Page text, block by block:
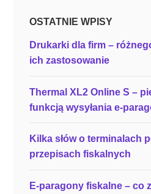
s
e
o
E
?
OSTATNIE WPISY
Drukarki dla firm –
ich zastosowanie
Thermal XL2 Online S –
funkcją wysyłania e-
Kilka słów o terminalach
przepisach fiskalnych
E-paragony fiskalne – co